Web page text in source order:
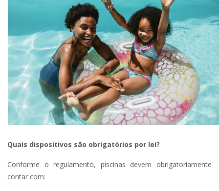
Quais dispositivos são obrigatórios por lei?
Conforme o regulamento, piscinas devem obrigatoriamente
contar com: